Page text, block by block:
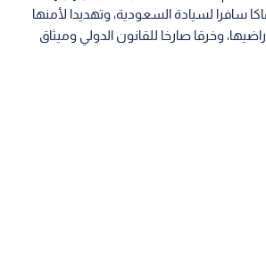
سافرا لسيادة السعودية، وتهديدا لأمنها
وخرقا صارخا للقانون الدولي وميثاق